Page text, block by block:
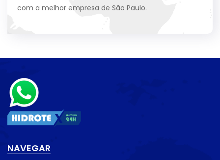
com a melhor empresa de São Paulo.
NAVEGAR